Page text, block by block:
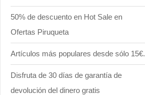
50% de descuento en Hot Sale en
Ofertas Piruqueta
Artículos más populares desde sólo 15€.
Disfruta de 30 días de garantía de
devolución del dinero gratis